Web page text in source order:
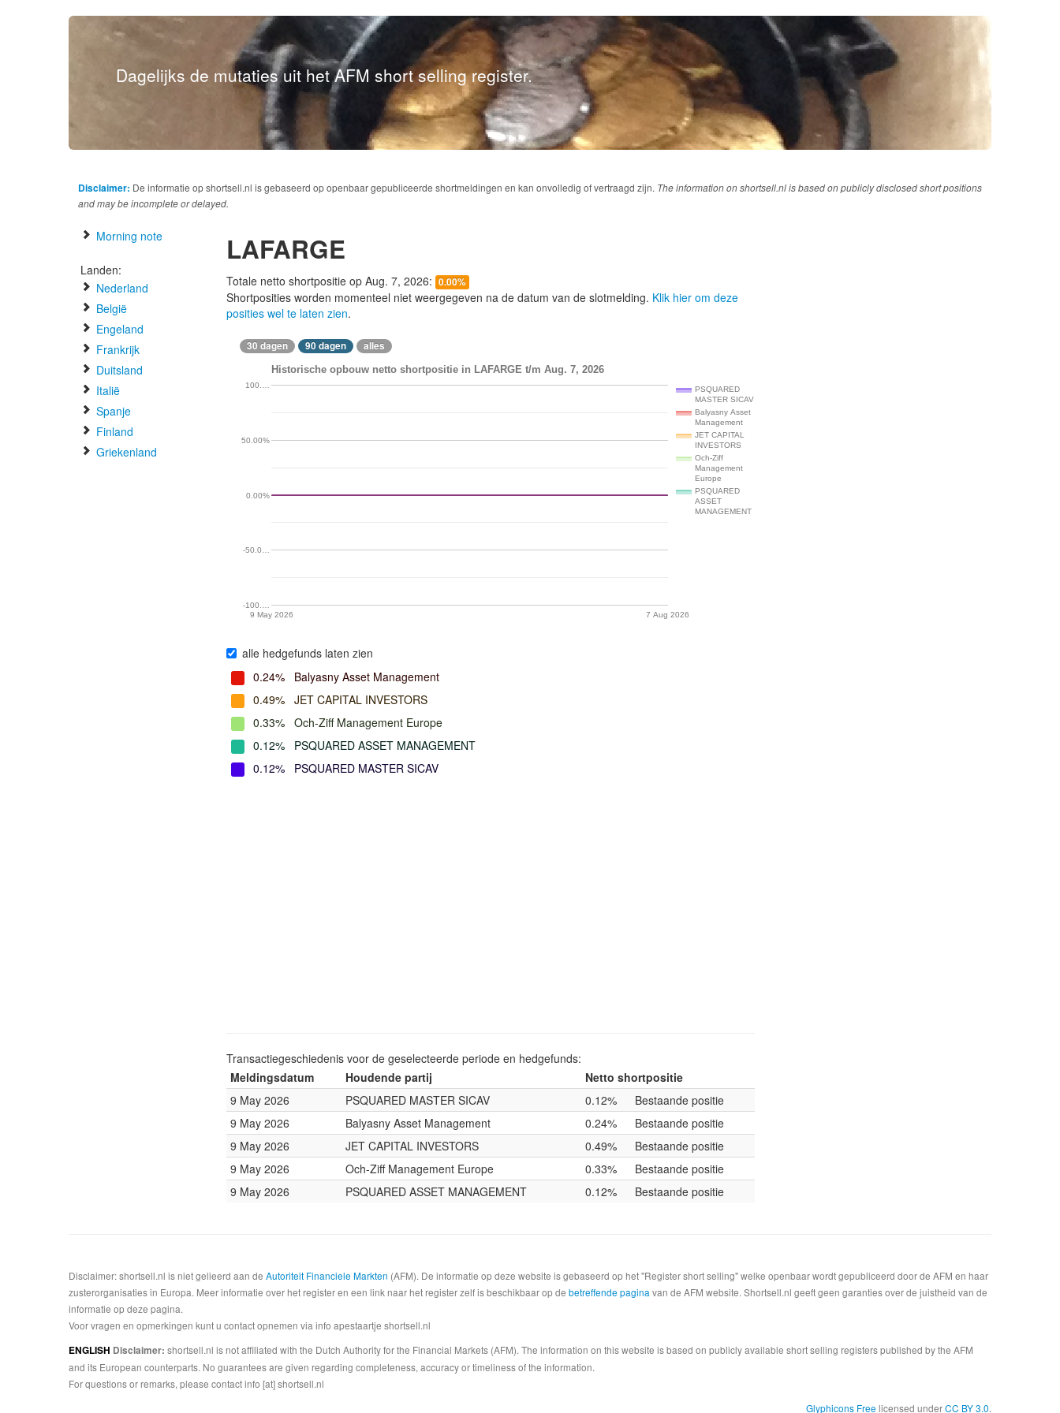
Dagelijks de mutaties uit het AFM short selling register.
Disclaimer: De informatie op shortsell.nl is gebaseerd op openbaar gepubliceerde shortmeldingen en kan onvolledig of vertraagd zijn. The information on shortsell.nl is based on publicly disclosed short positions
and may be incomplete or delayed.
Morning note
Landen:
Nederland
België
Engeland
Frankrijk
Duitsland
Italië
Spanje
Finland
Griekenland
LAFARGE
Totale netto shortpositie op Aug. 7, 2026: 0.00%
Shortposities worden momenteel niet weergegeven na de datum van de slotmelding. Klik hier om deze
posities wel te laten zien.
30 dagen 90 dagen alles
Historische opbouw netto shortpositie in LAFARGE t/m Aug. 7, 2026
PSQUARED
MASTER SICAV
Balyasny Asset
Management
JET CAPITAL
INVESTORS
Och-Ziff
Management
Europe
PSQUARED
ASSET
MANAGEMENT
9 May 2026 7 Aug 2026
-100.…
-50.0…
0.00%
50.00%
100.…
alle hedgefunds laten zien
0.24%
Balyasny Asset Management
0.49% JET CAPITAL INVESTORS
0.33% Och-Ziff Management Europe
0.12%
PSQUARED ASSET MANAGEMENT
0.12%
PSQUARED MASTER SICAV
Transactiegeschiedenis voor de geselecteerde periode en hedgefunds:
Meldingsdatum
Houdende partij
Netto shortpositie
9 May 2026
PSQUARED MASTER SICAV 0.12%
Bestaande positie
9 May 2026
Balyasny Asset Management 0.24%
Bestaande positie
9 May 2026
JET CAPITAL INVESTORS 0.49%
Bestaande positie
9 May 2026
Och-Ziff Management Europe 0.33%
Bestaande positie
9 May 2026
PSQUARED ASSET MANAGEMENT 0.12% Bestaande positie
Disclaimer: shortsell.nl is niet gelieerd aan de Autoriteit Financiele Markten (AFM). De informatie op deze website is gebaseerd op het "Register short selling" welke openbaar wordt gepubliceerd door de AFM en haar
zusterorganisaties in Europa. Meer informatie over het register en een link naar het register zelf is beschikbaar op de betreffende pagina van de AFM website. Shortsell.nl geeft geen garanties over de juistheid van de
informatie op deze pagina.
Voor vragen en opmerkingen kunt u contact opnemen via info apestaartje shortsell.nl
ENGLISH Disclaimer: shortsell.nl is not affiliated with the Dutch Authority for the Financial Markets (AFM). The information on this website is based on publicly available short selling registers published by the AFM
and its European counterparts. No guarantees are given regarding completeness, accuracy or timeliness of the information.
For questions or remarks, please contact info [at] shortsell.nl
Glyphicons Free licensed underCC BY 3.0.